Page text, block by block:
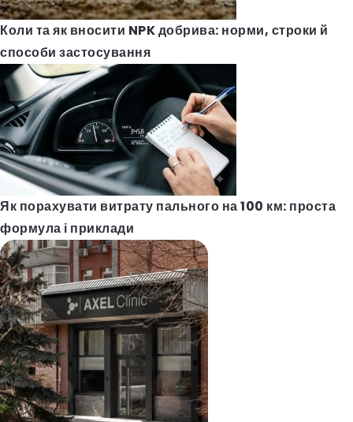
Коли та як вносити NPK добрива: норми, строки й
способи застосування
Як порахувати витрату пального на 100 км: проста
формула і приклади